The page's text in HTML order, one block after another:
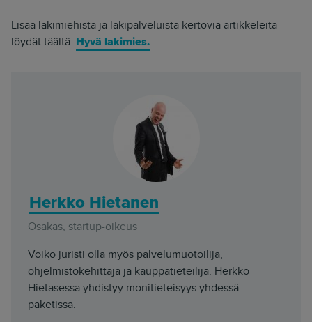
Lisää lakimiehistä ja lakipalveluista kertovia artikkeleita
löydät täältä: Hyvä lakimies.
Herkko Hietanen
Osakas, startup-oikeus
Voiko juristi olla myös palvelumuotoilija,
ohjelmistokehittäjä ja kauppatieteilijä. Herkko
Hietasessa yhdistyy monitieteisyys yhdessä
paketissa.